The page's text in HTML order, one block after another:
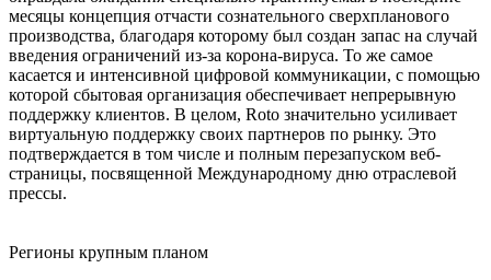
месяцы концепция отчасти сознательного сверхпланового
производства, благодаря которому был создан запас на случай
введения ограничений из-за корона-вируса. То же самое
касается и интенсивной цифровой коммуникации, с помощью
которой сбытовая организация обеспечивает непрерывную
поддержку клиентов. В целом, Roto значительно усиливает
виртуальную поддержку своих партнеров по рынку. Это
подтверждается в том числе и полным перезапуском веб-
страницы, посвященной Международному дню отраслевой
прессы.
Регионы крупным планом